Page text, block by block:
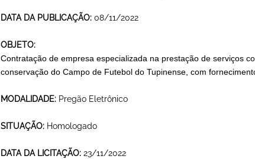
DATA DA PUBLICAÇÃO: 08/11/2022
OBJETO:
Contratação de empresa especializada na prestação de serviços
conservação do Campo de Futebol do Tupinense, com
MODALIDADE: Pregão Eletrônico
SITUAÇÃO: Homologado
DATA DA LICITAÇÃO: 23/11/2022